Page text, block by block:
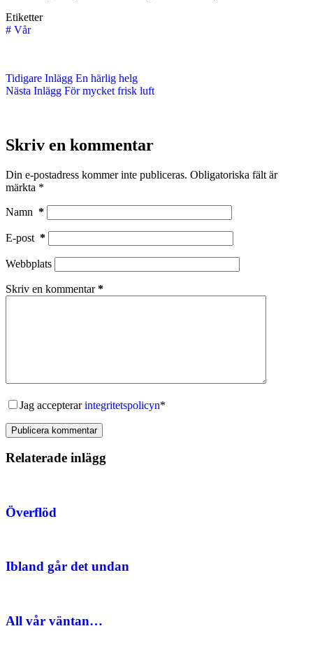
Etiketter
# Vår
Tidigare Inlägg En härlig helg
Nästa Inlägg För mycket frisk luft
Skriv en kommentar
Din e-postadress kommer inte publiceras. Obligatoriska fält är
märkta *
Namn *
E-post *
Webbplats
Skriv en kommentar*
Jag accepterarintegritetspolicyn*
Publicera kommentar
Relaterade inlägg
Överflöd
Ibland går det undan
All vår väntan…